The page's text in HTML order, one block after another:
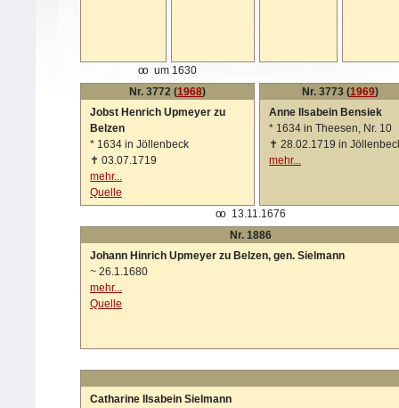
oo
um 1630
Nr. 3772 (1968)
Jobst Henrich Upmeyer zu
Belzen
* 1634 in Jöllenbeck
✝ 03.07.1719
mehr...
Quelle
Nr. 3773 (1969)
Anne Ilsabein Bensiek
* 1634 in Theesen, Nr. 10
✝ 28.02.1719 in
mehr...
oo
13.11.1676
Nr. 1886
Johann Hinrich Upmeyer zu Belzen, gen. Sielmann
~ 26.1.1680
mehr...
Quelle
Catharine Ilsabein Sielmann